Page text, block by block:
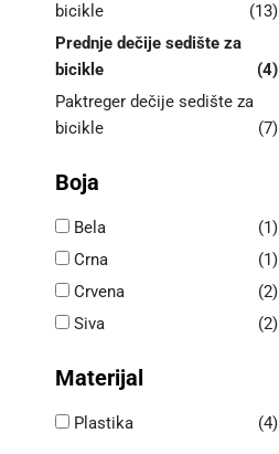
bicikle
(13)
Prednje dečije sedište za
bicikle
(4)
Paktreger dečije sedište za
bicikle
(7)
Boja
(1)
Bela
(1)
Crna
(2)
Crvena
(2)
Siva
Materijal
(4)
Plastika